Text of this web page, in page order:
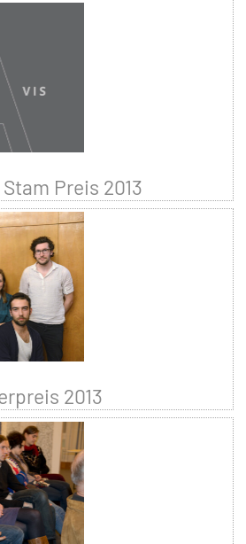
Preis 2013
2013